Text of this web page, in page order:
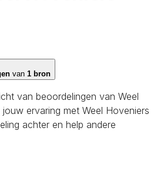
van 1 bron
van beoordelingen van Weel
jouw ervaring met Weel Hoveniers
achter en help andere